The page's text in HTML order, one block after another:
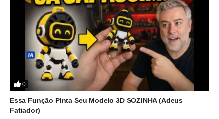
0
Essa Função Pinta Seu Modelo 3D SOZINHA (Adeus
Fatiador)